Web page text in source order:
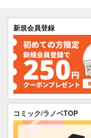
新規会員登録
コミック/ラノベTOP